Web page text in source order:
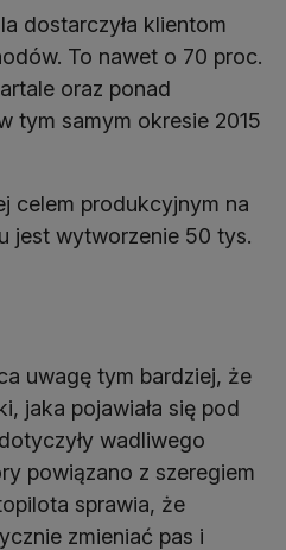
dostarczyła klientom
To nawet o 70 proc.
oraz ponad
tym samym okresie 2015
celem produkcyjnym na
jest wytworzenie 50 tys.
uwagę tym bardziej, że
jaka pojawiała się pod
wadliwego
powiązano z szeregiem
sprawia, że
zmieniać pas i